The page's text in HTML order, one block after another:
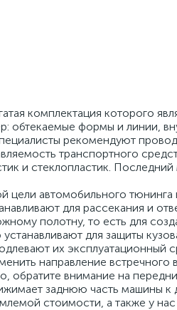
комплектация которого
обтекаемые формы и
рекомендуют
транспортного
и стеклопластик.
цели автомобильного
для рассекания и
полотну, то есть для
для защиты
их эксплуатационный
направление
обратите внимание на
заднюю часть машины к
стоимости, а также у